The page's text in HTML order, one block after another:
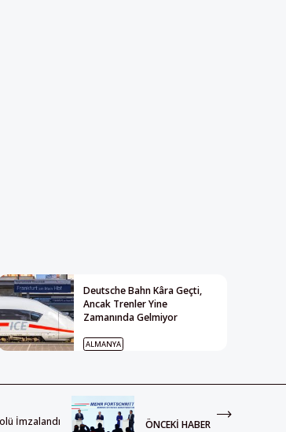
Deutsche Bahn Kâra Geçti,
Ancak Trenler Yine
Zamanında Gelmiyor
ALMANYA
İmzalandı ÖNCEKI HABER